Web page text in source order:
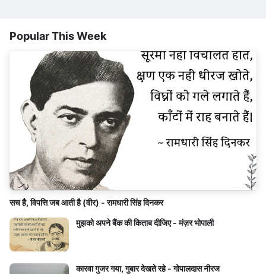
Popular This Week
सच है, विपत्ति जब आती है (वीर) - रामधारी सिंह दिनकर
मुझको अपने बैंक की किताब दीजिए - मंज़र भोपाली
कारवा गुजर गया, गुबार देखते रहे - गोपालदास नीरज